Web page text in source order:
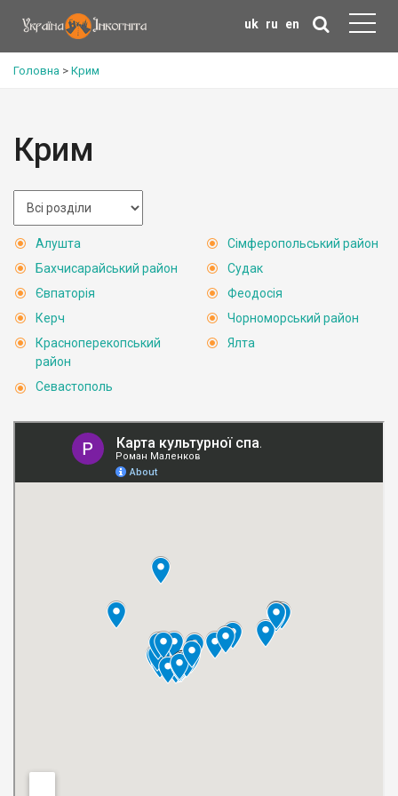
uk ru en
Головна > Крим
Крим
Алушта
Бахчисарайський район
Євпаторія
Керч
Красноперекопський
район
Севастополь
Сімферопольський район
Судак
Феодосія
Чорноморський район
Ялта